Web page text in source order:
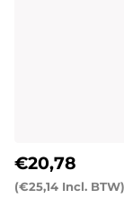
(€25,14 Incl. BTW)
€20,78